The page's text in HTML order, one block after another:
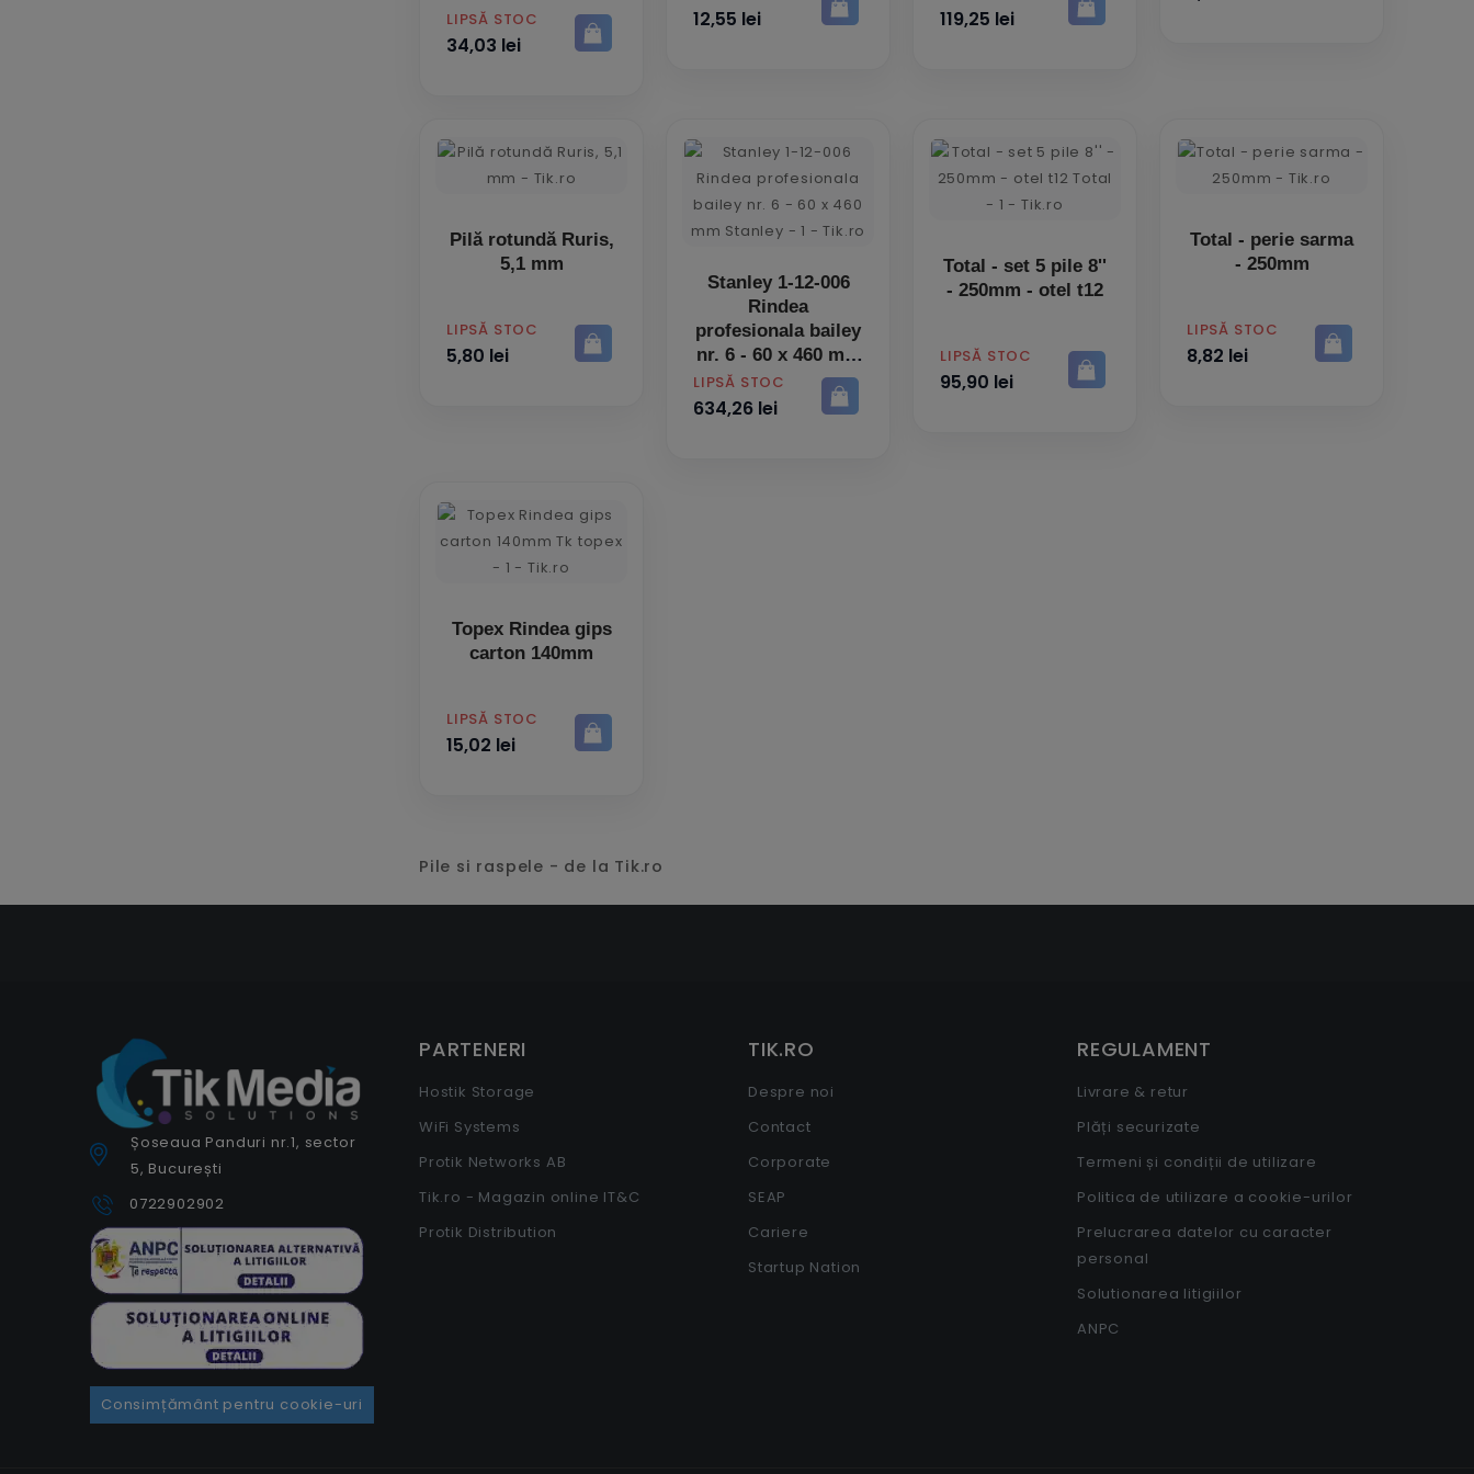
PRET
LIPSĂ STOC
34,03 lei
12,55 lei 119,25 lei
Pilă rotundă Ruris,
5,1 mm
PRET
LIPSĂ STOC
5,80 lei
Stanley 1-12-006
Rindea
profesionala bailey
nr. 6 - 60 x 460 mm
PRET
LIPSĂ STOC
634,26 lei
Total - set 5 pile 8''
- 250mm - otel t12
PRET
LIPSĂ STOC
95,90 lei
Total - perie sarma
- 250mm
PRET
LIPSĂ STOC
8,82 lei
Topex Rindea gips
carton 140mm
PRET
LIPSĂ STOC
15,02 lei
Pile si raspele - de la Tik.ro
Șoseaua Panduri nr.1, sector
5, București
0722902902
Consimțământ pentru cookie-uri
PARTENERI
Hostik Storage
WiFi Systems
Protik Networks AB
Tik.ro - Magazin online IT&C
Protik Distribution
TIK.RO
Despre noi
Contact
Corporate
SEAP
Cariere
Startup Nation
REGULAMENT
Livrare & retur
Plăți securizate
Termeni și condiții de utilizare
Politica de utilizare a cookie-urilor
Prelucrarea datelor cu caracter
personal
Solutionarea litigiilor
ANPC